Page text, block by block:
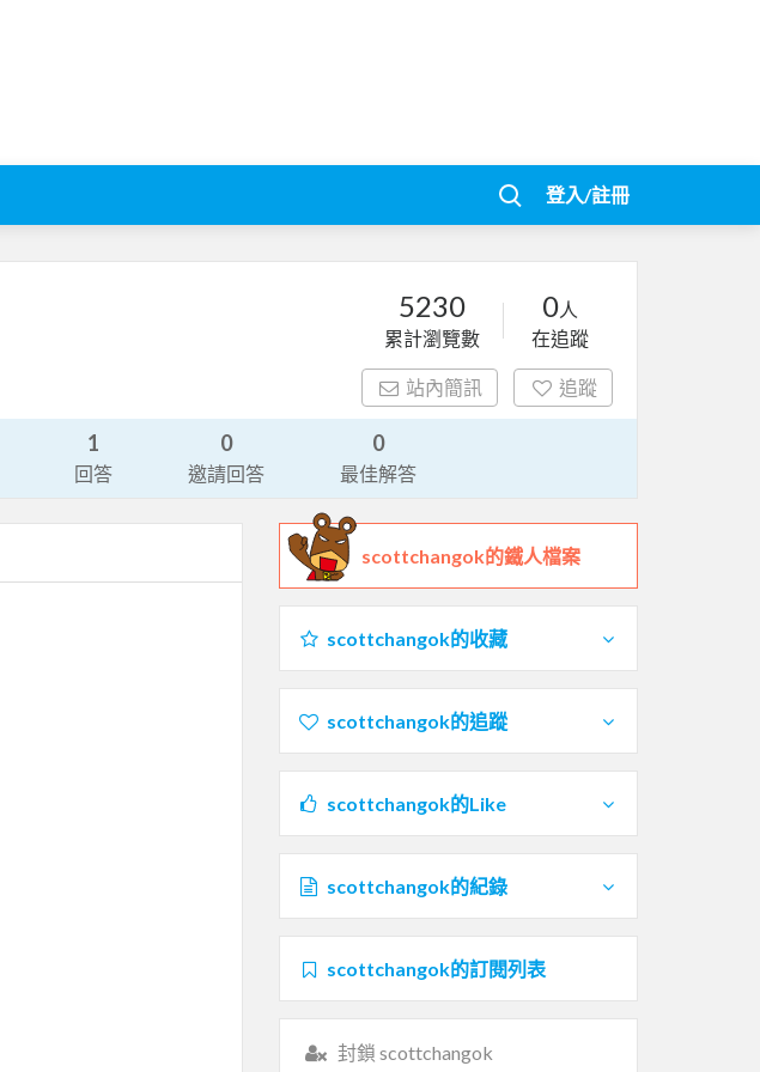
登入/註冊
5230
累計瀏覽數
0人
在追蹤
站內簡訊 追蹤
1
回答
0
邀請回答
0
最佳解答
scottchangok的鐵人檔案
scottchangok的收藏
scottchangok的追蹤
scottchangok的Like
scottchangok的紀錄
scottchangok的訂閱列表
封鎖 scottchangok